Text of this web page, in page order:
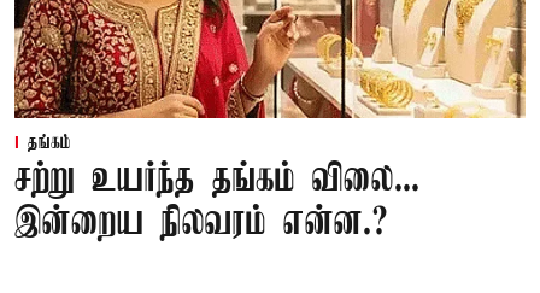
தங்கம்
சற்று உயர்ந்த தங்கம் விலை...
இன்றைய நிலவரம் என்ன.?